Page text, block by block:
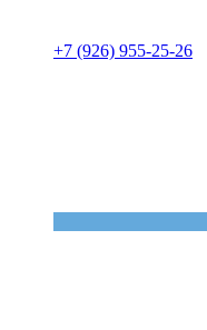
+7 (926) 955-25-26